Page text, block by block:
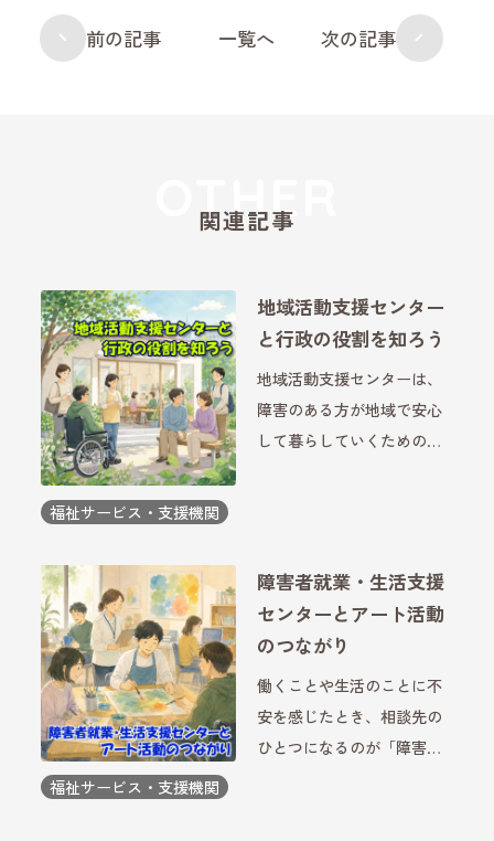
前の記事 一覧へ 次の記事
関連記事
福祉サービス・支援機関
地域活動支援センター
と行政の役割を知ろう
地域活動支援センターは、
障害のある方が地域で安心
して暮らしていくための身
っています。利用を考える
際には、どのような法律に
基づ […]
福祉サービス・支援機関
障害者就業・生活支援
センターとアート活動
のつながり
働くことや生活のことに不
安を感じたとき、相談先の
ひとつになるのが「障害者